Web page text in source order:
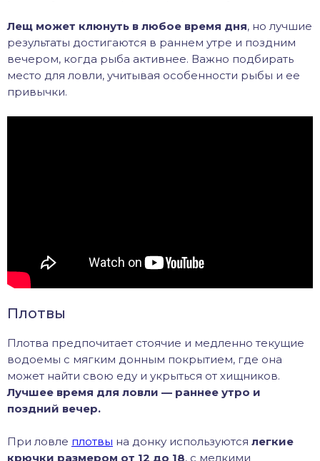
Лещ может клюнуть в любое время дня, но лучшие
результаты достигаются в раннем утре и поздним
вечером, когда рыба активнее. Важно подбирать
место для ловли, учитывая особенности рыбы и ее
привычки.
Плотвы
Плотва предпочитает стоячие и медленно текущие
водоемы с мягким донным покрытием, где она
может найти свою еду и укрыться от хищников.
Лучшее время для ловли — раннее утро и
поздний вечер.
При ловле плотвы на донку используются легкие
крючки размером от 12 до 18, с мелкими